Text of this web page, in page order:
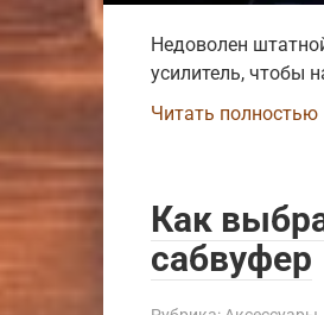
Недоволен
усилитель, чтобы
Читать полностью
Как
сабвуфер